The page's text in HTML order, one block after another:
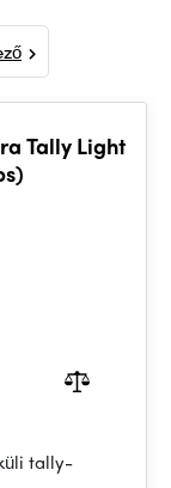
Tally Light
tally-